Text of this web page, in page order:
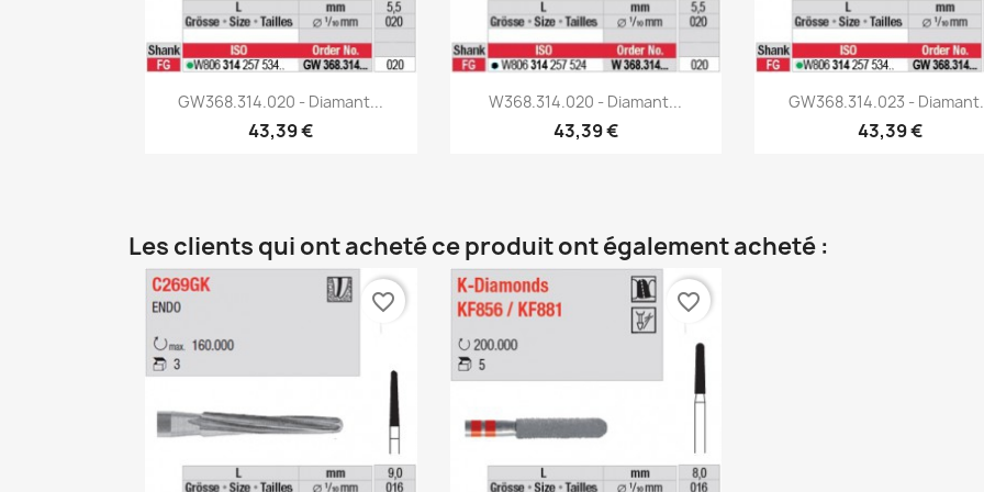
Aperçu rapide
GW368.314.020 - Diamant...
43,39 €
 Aperçu rapide
W368.314.020 - Diamant...
43,39 €
Aperçu rapide
GW368.314.023 -
43,39 €
Les clients qui ont acheté ce produit ont également acheté :
favorite_border favorite_border